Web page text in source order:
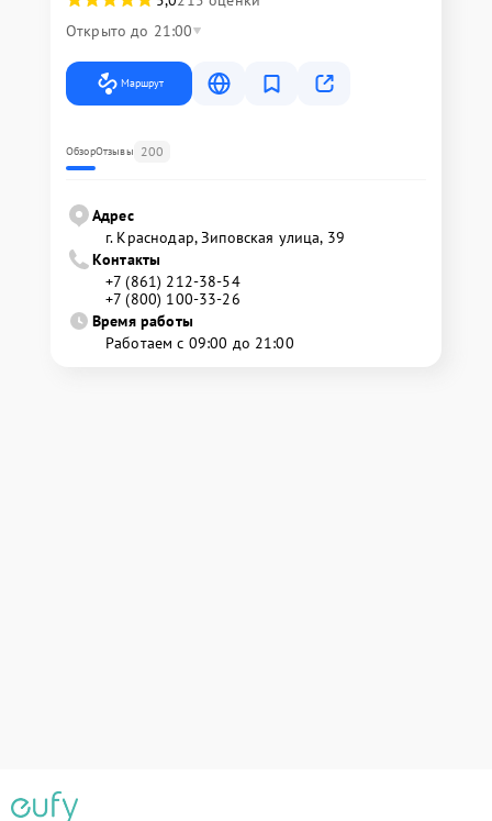
Открыто до 21:00
Маршрут
ОбзорОтзывы 200
Адрес
г. Краснодар, Зиповская улица, 39
Контакты
+7 (861) 212-38-54
+7 (800) 100-33-26
Время работы
Работаем с 09:00 до 21:00